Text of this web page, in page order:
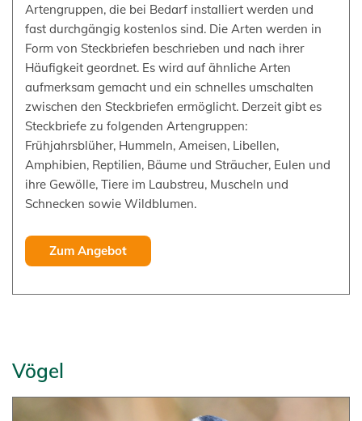
Artengruppen, die bei Bedarf installiert werden und
fast durchgängig kostenlos sind. Die Arten werden in
Form von Steckbriefen beschrieben und nach ihrer
Häufigkeit geordnet. Es wird auf ähnliche Arten
aufmerksam gemacht und ein schnelles umschalten
zwischen den Steckbriefen ermöglicht. Derzeit gibt es
Steckbriefe zu folgenden Artengruppen:
Frühjahrsblüher, Hummeln, Ameisen, Libellen,
Amphibien, Reptilien, Bäume und Sträucher, Eulen und
ihre Gewölle, Tiere im Laubstreu, Muscheln und
Schnecken sowie Wildblumen.
Zum Angebot
Vögel